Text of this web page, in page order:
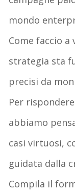
mondo
Come faccio
strategia sta
precisi da
Per
abbiamo
casi virtuosi,
guidata dalla
Compila il